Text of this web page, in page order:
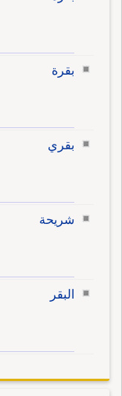
بقرة
بقري
شريحة
البقر